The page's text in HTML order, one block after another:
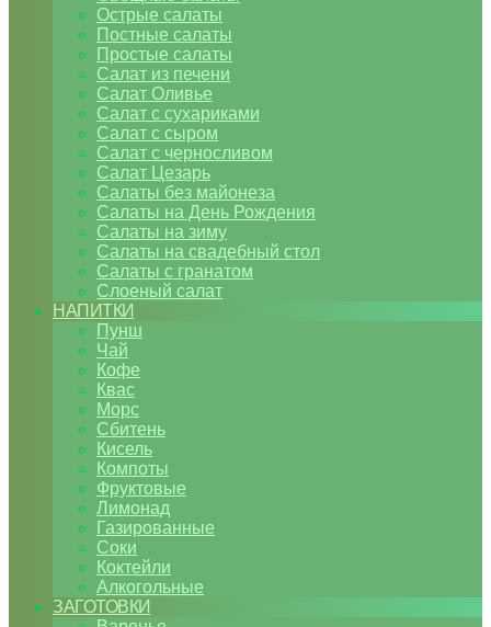
Острые салаты
Постные салаты
Простые салаты
Салат из печени
Салат Оливье
Салат с сухариками
Салат с сыром
Салат с черносливом
Салат Цезарь
Салаты без майонеза
Салаты на День Рождения
Салаты на зиму
Салаты на свадебный стол
Салаты с гранатом
Слоеный салат
НАПИТКИ
Пунш
Чай
Кофе
Квас
Морс
Сбитень
Кисель
Компоты
Фруктовые
Лимонад
Газированные
Соки
Коктейли
Алкогольные
ЗАГОТОВКИ